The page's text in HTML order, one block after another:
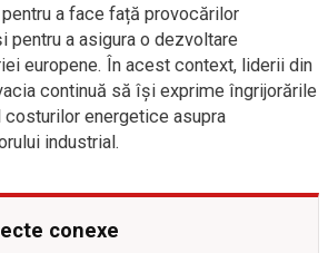
a face față provocărilor
pentru a asigura o dezvoltare
europene. În acest context, liderii din
continuă să își exprime îngrijorările
energetice asupra
industrial.
conexe